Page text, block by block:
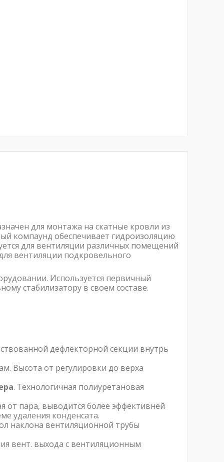
для монтажа на скатные кровли из
компаунд обеспечивает гидроизоляцию
для вентиляции различных помещений
вентиляции подкровельного
Используется первичный
стабилизатору в своем составе.
дефлекторной секции внутрь
Высота от регулировки до верха
. Технологичная полиуретановая
от пара, выводится более эффективней
удаления конденсата.
наклона вентиляционной трубы
вент. выхода с вентиляционным